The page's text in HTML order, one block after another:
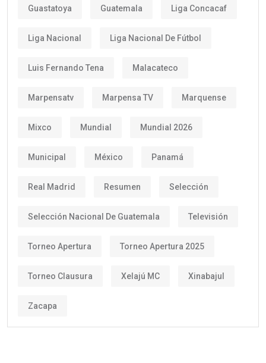
Guastatoya Guatemala Liga Concacaf
Liga Nacional Liga Nacional De Fútbol
Luis Fernando Tena Malacateco
Marpensatv Marpensa TV Marquense
Mixco Mundial Mundial 2026
Municipal México Panamá
Real Madrid Resumen Selección
Selección Nacional De Guatemala Televisión
Torneo Apertura Torneo Apertura 2025
Torneo Clausura Xelajú MC Xinabajul
Zacapa